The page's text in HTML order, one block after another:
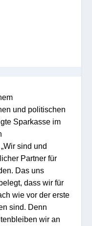
und politischen
Sparkasse im
„Wir sind und
Partner für
Das uns
dass wir für
wie vor der erste
sind. Denn
tenbleiben wir an